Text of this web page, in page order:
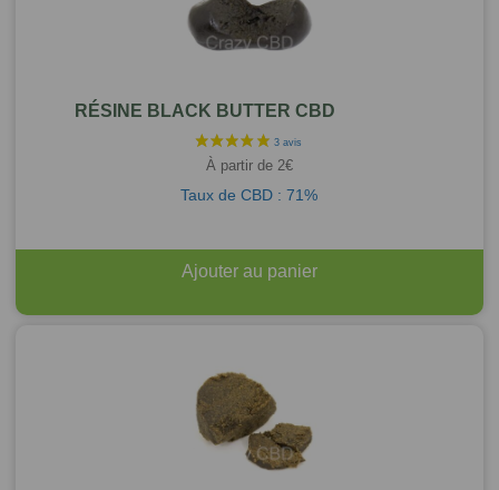
RÉSINE BLACK BUTTER CBD
À partir de 2€
Taux de CBD : 71%
Ajouter au panier